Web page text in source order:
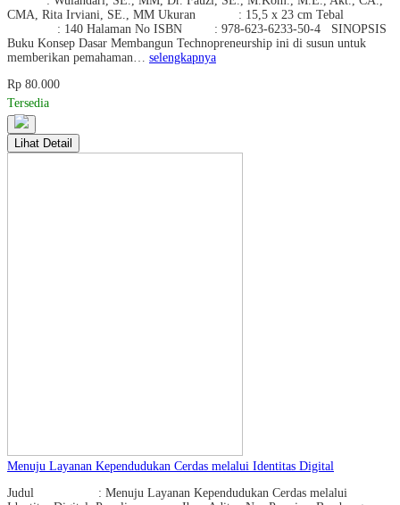
CMA, Rita Irviani, SE., MM Ukuran : 15,5 x 23 cm Tebal
: 140 Halaman No ISBN : 978-623-6233-50-4 SINOPSIS
Buku Konsep Dasar Membangun Technopreneurship ini di susun untuk
memberikan pemahaman… selengkapnya
Rp 80.000
Tersedia
Lihat Detail
Menuju Layanan Kependudukan Cerdas melalui Identitas Digital
Judul : Menuju Layanan Kependudukan Cerdas melalui